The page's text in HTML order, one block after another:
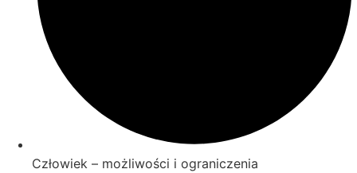
Człowiek – możliwości i ograniczenia